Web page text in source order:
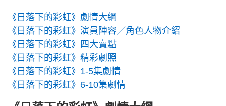
《日落下的彩虹》劇情大綱
《日落下的彩虹》演員陣容／角色人物介紹
《日落下的彩虹》四大賣點
《日落下的彩虹》精彩劇照
《日落下的彩虹》1-5集劇情
《日落下的彩虹》6-10集劇情